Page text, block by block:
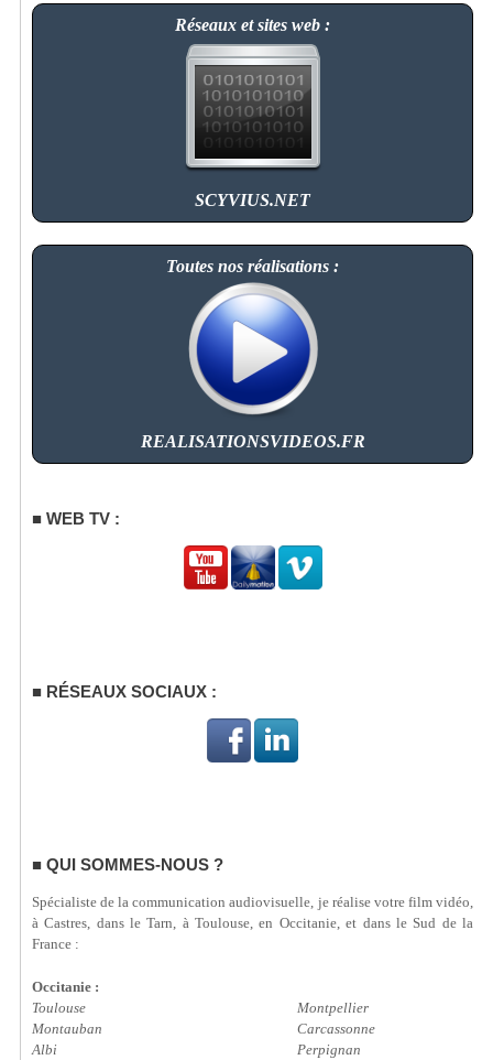
Réseaux et sites web :
SCYVIUS.NET
Toutes nos réalisations :
REALISATIONSVIDEOS.FR
WEB TV :
RÉSEAUX SOCIAUX :
QUI SOMMES-NOUS ?
Spécialiste de la communication audiovisuelle, je réalise votre film vidéo,
à Castres, dans le Tarn, à Toulouse, en Occitanie, et dans le Sud de la
France :
Occitanie :
Toulouse
Montauban
Albi
Montpellier
Carcassonne
Perpignan